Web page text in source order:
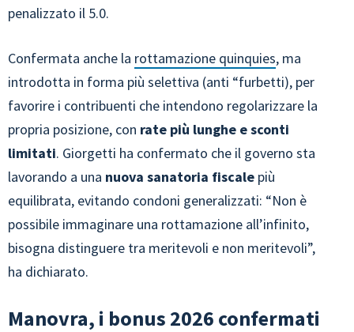
penalizzato il 5.0.
Confermata anche la rottamazione quinquies, ma
introdotta in forma più selettiva (anti “furbetti), per
favorire i contribuenti che intendono regolarizzare la
propria posizione, con rate più lunghe e sconti
limitati. Giorgetti ha confermato che il governo sta
lavorando a una nuova sanatoria fiscale più
equilibrata, evitando condoni generalizzati: “Non è
possibile immaginare una rottamazione all’infinito,
bisogna distinguere tra meritevoli e non meritevoli”,
ha dichiarato.
Manovra, i bonus 2026 confermati